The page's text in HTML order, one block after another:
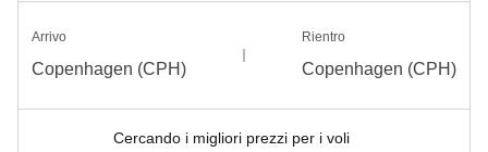
Arrivo
Copenhagen (CPH)
Rientro
Copenhagen (CPH)
Cercando i migliori prezzi per i voli